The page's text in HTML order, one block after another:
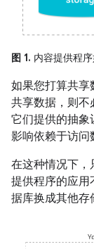
图 1. 内容提供程
如果您打算共享
共享数据，则不
它们提供的抽象
影响依赖于访问
在这种情况下，
提供程序的应用
据库换成其他存